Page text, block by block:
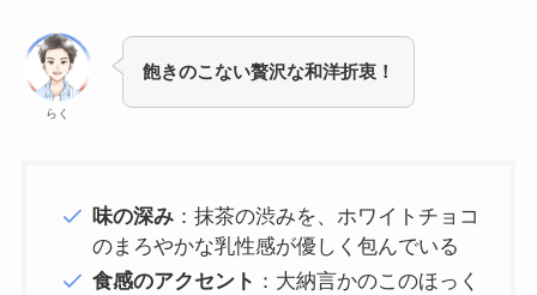
らく
飽きのこない贅沢な和洋折衷！
味の深み ：抹茶の渋みを、ホワイトチョコ
のまろやかな乳性感が優しく包んでいる
食感のアクセント ：大納言かのこのほっく